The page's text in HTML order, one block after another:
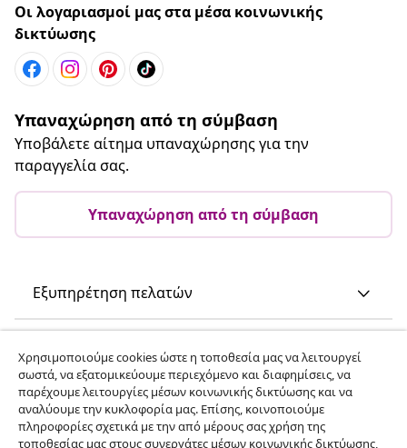
Οι λογαριασμοί μας στα μέσα κοινωνικής
δικτύωσης
Υπαναχώρηση από τη σύμβαση
Υποβάλετε αίτημα υπαναχώρησης για την
παραγγελία σας.
Υπαναχώρηση από τη σύμβαση
Εξυπηρέτηση πελατών
vidaXL
Χρησιμοποιούμε cookies ώστε η τοποθεσία μας να λειτουργεί
σωστά, να εξατομικεύουμε περιεχόμενο και διαφημίσεις, να
παρέχουμε λειτουργίες μέσων κοινωνικής δικτύωσης και να
αναλύουμε την κυκλοφορία μας. Επίσης, κοινοποιούμε
πληροφορίες σχετικά με την από μέρους σας χρήση της
τοποθεσίας μας στους συνεργάτες μέσων κοινωνικής δικτύωσης,